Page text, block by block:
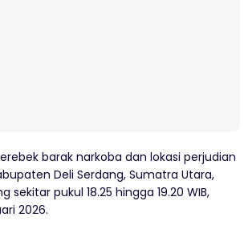
barak narkoba dan lokasi perjudian
Deli Serdang, Sumatra Utara,
pukul 18.25 hingga 19.20 WIB,
2026.